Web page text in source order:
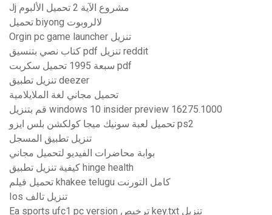
Jj مشروع الآية 2 تحميل الألبوم
تحميل biyong لالروبوت
Orgin pc game launcher تنزيل
كتاب نصي بتنسيق pdf تنزيل reddit
سبعة 1995 تحميل سكربت pdf
تنزيل تطبيق deezer
تحميل مجاني لغة الملايلامية
قم بتنزيل windows 10 insider preview 16275.1000
تحميل لعبة سونيك ميجا كولكشن بلس ايزو ps2
تنزيل تطبيق المسجل
بوابة محاضرات الفيديو لتحميل مجاني
كيفية تنزيل تطبيق hinge health
تحميل فيلم khakee telugu كامل التورنت
Ios تنزيل تالف
Ea sports ufc1 pc version ترخيص key.txt تنزيل